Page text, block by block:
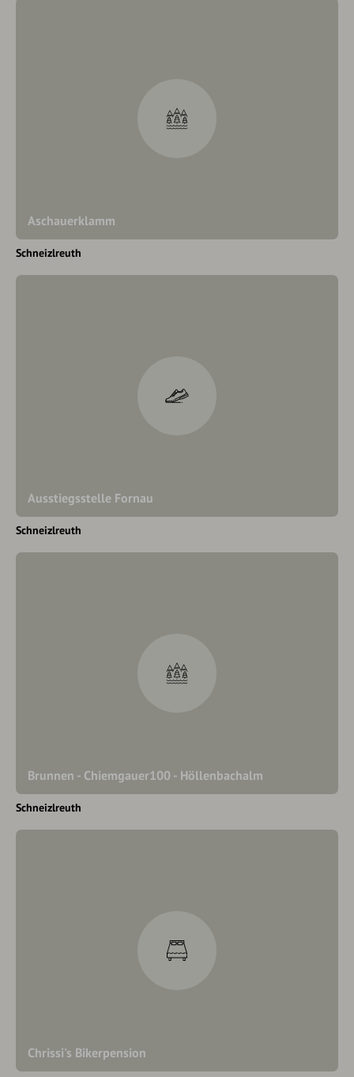
Aschauerklamm
Schneizlreuth
Ausstiegsstelle Fornau
Schneizlreuth
Brunnen - Chiemgauer100 - Höllenbachalm
Schneizlreuth
Chrissi's Bikerpension